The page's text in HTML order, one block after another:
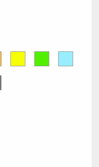
OpacoOpacoOpacoOpaco
Scuro